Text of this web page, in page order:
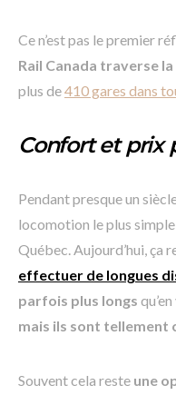
Ce n’est pas le premier
Rail Canada traverse
plus de410 gares dans
Confort et prix
Pendant presque un
locomotion le plus
Québec. Aujourd’hui, ça
effectuer de longues
parfois plus longs
mais ils sont tellement
Souvent cela reste une